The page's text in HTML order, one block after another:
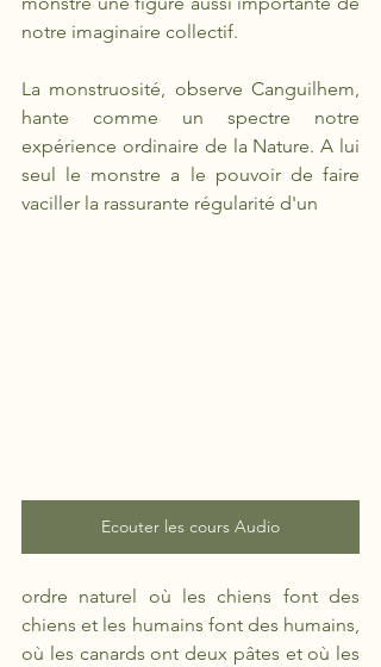
notre imaginaire collectif.
La monstruosité, observe Canguilhem,
hante comme un spectre notre
expérience ordinaire de la Nature. A lui
seul le monstre a le pouvoir de faire
vaciller la rassurante régularité d'un
Ecouter les cours Audio
ordre naturel où les chiens font des
chiens et les humains font des humains,
où les canards ont deux pâtes et où les